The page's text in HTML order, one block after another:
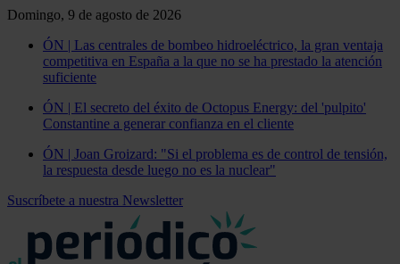
Domingo, 9 de agosto de 2026
ÓN | Las centrales de bombeo hidroeléctrico, la gran ventaja
competitiva en España a la que no se ha prestado la atención
suficiente
ÓN | El secreto del éxito de Octopus Energy: del 'pulpito'
Constantine a generar confianza en el cliente
ÓN | Joan Groizard: "Si el problema es de control de tensión,
la respuesta desde luego no es la nuclear"
Suscríbete a nuestra Newsletter